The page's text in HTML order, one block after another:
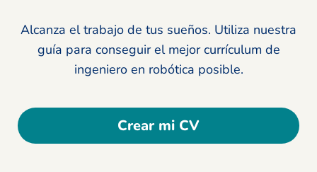
Alcanza el trabajo de tus sueños. Utiliza nuestra
guía para conseguir el mejor currículum de
ingeniero en robótica posible.
Crear mi CV